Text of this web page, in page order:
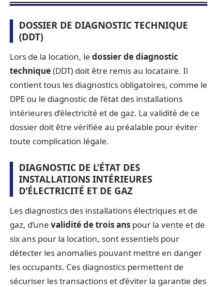
DOSSIER DE DIAGNOSTIC TECHNIQUE
(DDT)
Lors de la location, le dossier de diagnostic
technique(DDT) doit être remis au locataire. Il
contient tous les diagnostics obligatoires, comme le
DPE ou le diagnostic de l’état des installations
intérieures d’électricité et de gaz. La validité de ce
dossier doit être vérifiée au préalable pour éviter
toute complication légale.
DIAGNOSTIC DE L’ÉTAT DES
INSTALLATIONS INTÉRIEURES
D’ÉLECTRICITÉ ET DE GAZ
Les diagnostics des installations électriques et de
gaz, d’une validité de trois ans pour la vente et de
six ans pour la location, sont essentiels pour
détecter les anomalies pouvant mettre en danger
les occupants. Ces diagnostics permettent de
sécuriser les transactions et d’éviter la garantie des